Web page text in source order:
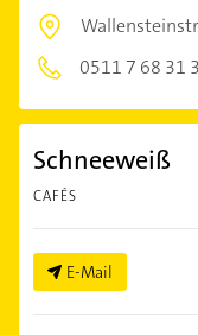
0511 7 68 31
Schneeweiß
CAFÉS
E-Mail